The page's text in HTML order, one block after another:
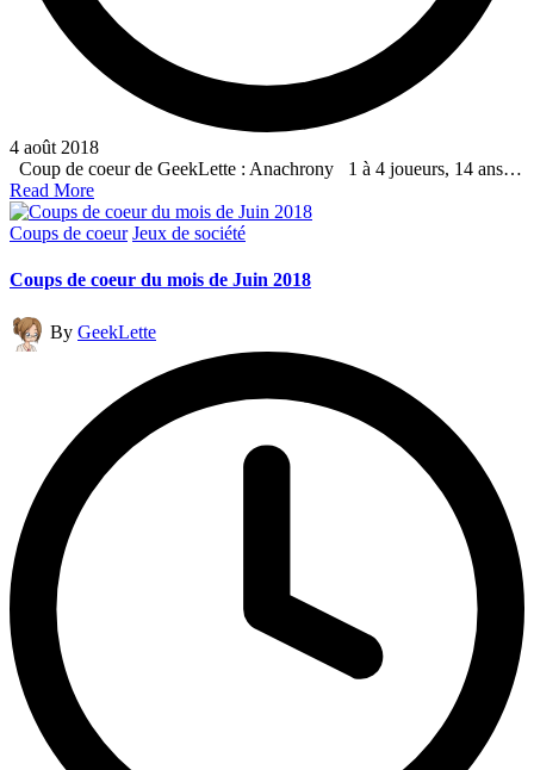
4 août 2018
Coup de coeur de GeekLette : Anachrony 1 à 4 joueurs, 14 ans…
Read More
Posted
Coups de coeur Jeux de société
Coups de coeur du mois de Juin 2018
Posted
by
By GeekLette